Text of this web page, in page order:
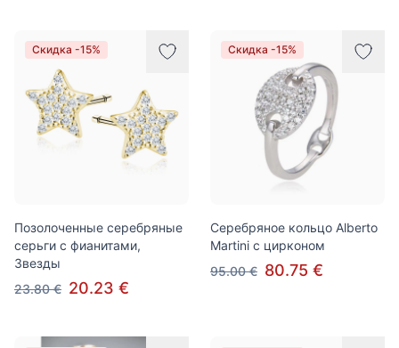
Скидка -15%
Позолоченные серебряные
серьги с фианитами,
Звезды
23.80 € 20.23 €
Скидка -15%
Серебряное кольцо Alberto
Martini с цирконом
95.00 € 80.75 €